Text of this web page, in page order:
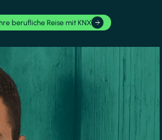
berufliche Reise mit KNX